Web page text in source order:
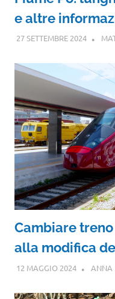
e altre
27 SETTEMBRE 2024
Cambiare
alla modifica
12 MAGGIO 2024 ANNA